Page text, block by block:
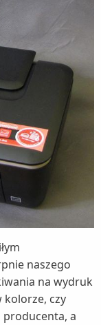
naszego
na wydruk
kolorze, czy
producenta, a